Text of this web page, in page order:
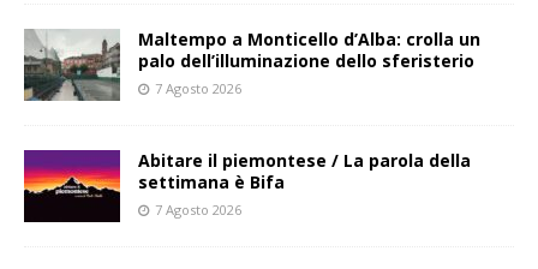
Maltempo a Monticello d’Alba: crolla un
palo dell’illuminazione dello sferisterio
7 Agosto 2026
Abitare il piemontese / La parola della
settimana è Bifa
7 Agosto 2026